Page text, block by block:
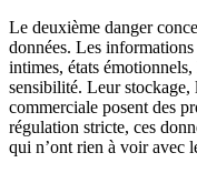
Le deuxième danger
données. Les
intimes, états
sensibilité. Leur
commerciale posent des
régulation stricte, ces
qui n’ont rien à voir avec